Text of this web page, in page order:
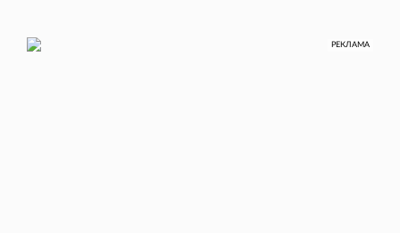
РЕКЛАМА